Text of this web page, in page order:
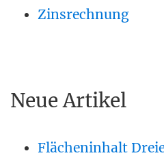
Zinsrechnung
Neue Artikel
Flächeninhalt